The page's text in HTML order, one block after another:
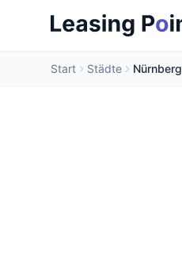
Start Städte Nürnberg